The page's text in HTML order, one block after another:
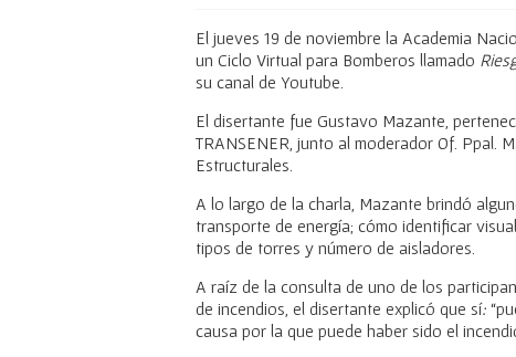
El jueves 19 de noviembre la Academia
un Ciclo Virtual para Bomberos llamado
su canal de Youtube.
El disertante fue Gustavo Mazante,
TRANSENER, junto al moderador Of. Ppal.
Estructurales.
A lo largo de la charla, Mazante brindó
transporte de energía; cómo identificar
tipos de torres y número de aisladores.
A raíz de la consulta de uno de los
de incendios, el disertante explicó que sí:
causa por la que puede haber sido el